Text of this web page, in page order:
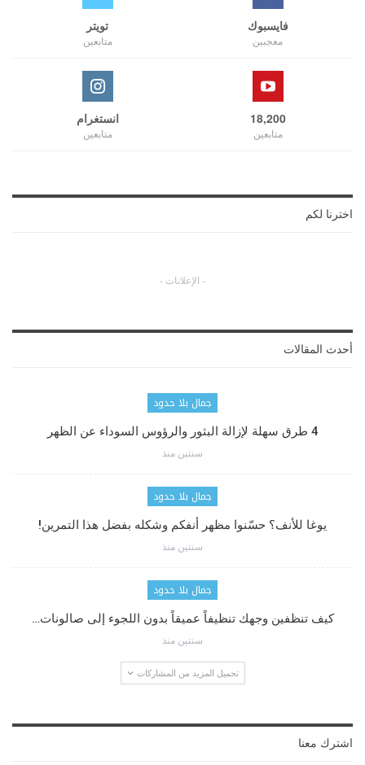
فايسبوك
معجبين
تويتر
متابعين
18,200
متابعين
انستغرام
متابعين
اخترنا لكم
- الإعلانات -
أحدث المقالات
جمال بلا حدود
4 طرق سهلة لإزالة البثور والرؤوس السوداء عن الظهر
سنتين منذ
جمال بلا حدود
يوغا للأنف؟ حسّنوا مظهر أنفكم وشكله بفضل هذا التمرين!
سنتين منذ
جمال بلا حدود
كيف تنظفين وجهك تنظيفاً عميقاً بدون اللجوء إلى صالونات…
سنتين منذ
تحميل المزيد من المشاركات
اشترك معنا